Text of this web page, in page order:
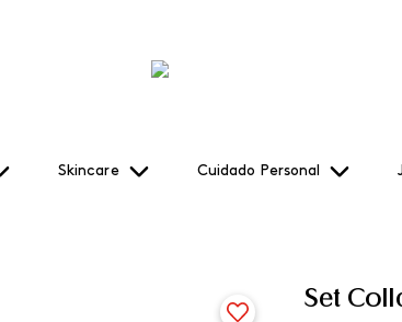
Skincare Cuidado Personal
Set